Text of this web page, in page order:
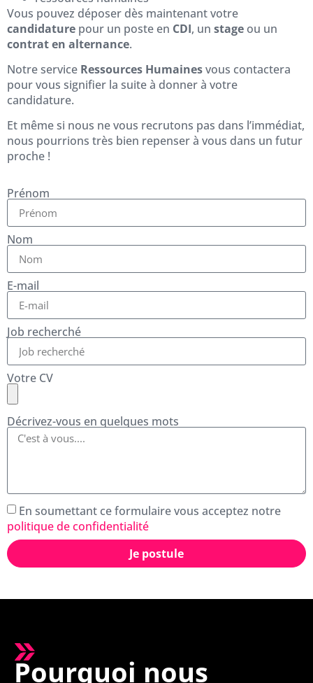
Vous pouvez déposer dès maintenant votre
candidature pour un poste en CDI, un stage ou un
contrat en alternance.
Notre service Ressources Humainesvous contactera
pour vous signifier la suite à donner à votre
candidature.
Et même si nous ne vous recrutons pas dans l’immédiat,
nous pourrions très bien repenser à vous dans un futur
proche !
Prénom
Nom
E-mail
Job recherché
Votre CV
Décrivez-vous en quelques mots
En soumettant ce formulaire vous acceptez notre
politique de confidentialité
Je postule
Pourquoi nous